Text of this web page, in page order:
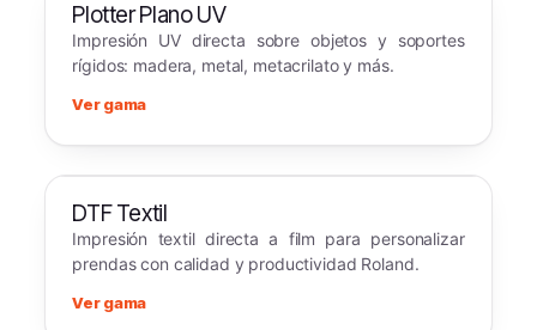
Plotter Plano UV
Impresión UV directa sobre objetos y soportes
rígidos: madera, metal, metacrilato y más.
Ver gama
DTF Textil
Impresión textil directa a film para personalizar
prendas con calidad y productividad Roland.
Ver gama